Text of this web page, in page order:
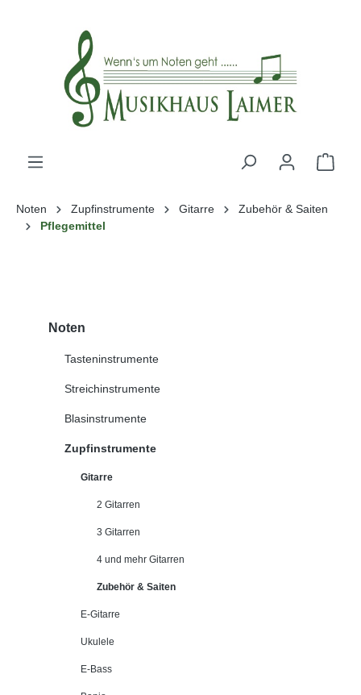
Noten Zupfinstrumente Gitarre
Zubehör & Saiten
Pflegemittel
Noten
Tasteninstrumente
Streichinstrumente
Blasinstrumente
Zupfinstrumente
Gitarre
2 Gitarren
3 Gitarren
4 und mehr Gitarren
Zubehör & Saiten
E-Gitarre
Ukulele
E-Bass